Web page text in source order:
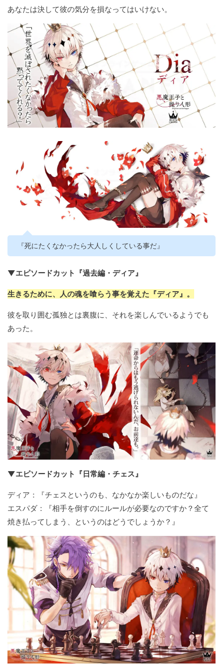
あなたは決して彼の気分を損なってはいけない。
『死にたくなかったら大人しくしている事だ』
▼エピソードカット『過去編・ディア』
生きるために、人の魂を喰らう事を覚えた『ディア』。
彼を取り囲む孤独とは裏腹に、それを楽しんでいるようでも
あった。
▼エピソードカット『日常編・チェス』
ディア：『チェスというのも、なかなか楽しいものだな』
エスパダ：『相手を倒すのにルールが必要なのですか？全て
焼き払ってしまう、というのはどうでしょうか？』